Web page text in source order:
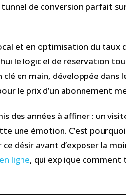
de conversion parfait
et en optimisation du taux
le logiciel de réservation
en main, développée dans
le prix d’un abonnement
des années à affiner : un
une émotion. C’est
désir avant d’exposer la
ligne, qui explique